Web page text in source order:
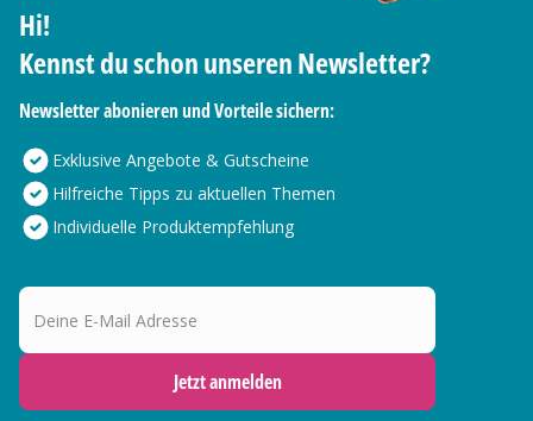
Hi!
Kennst du schon unseren Newsletter?
Newsletter abonieren und Vorteile sichern:
Exklusive Angebote & Gutscheine
Hilfreiche Tipps zu aktuellen Themen
Individuelle Produktempfehlung
Deine E-Mail Adresse
Jetzt anmelden